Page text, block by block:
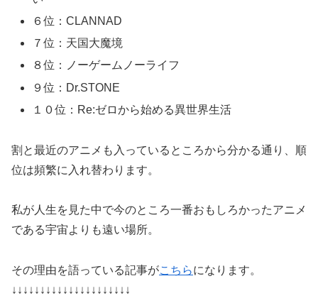
６位：CLANNAD
７位：天国大魔境
８位：ノーゲームノーライフ
９位：Dr.STONE
１０位：Re:ゼロから始める異世界生活
割と最近のアニメも入っているところから分かる通り、順
位は頻繁に入れ替わります。
私が人生を見た中で今のところ一番おもしろかったアニメ
である宇宙よりも遠い場所。
その理由を語っている記事がこちらになります。
↓↓↓↓↓↓↓↓↓↓↓↓↓↓↓↓↓↓↓↓↓